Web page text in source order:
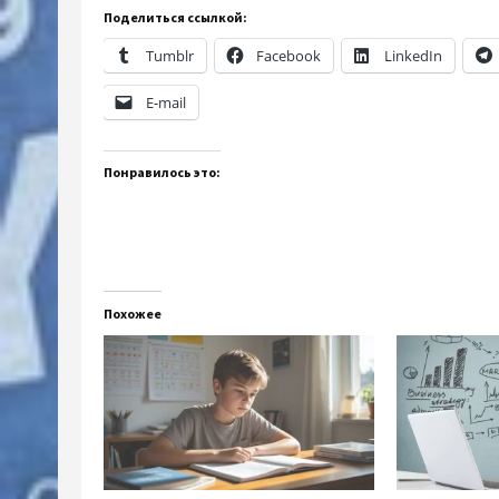
Поделиться ссылкой:
Tumblr Facebook LinkedIn
E-mail
Понравилось это:
Похожее